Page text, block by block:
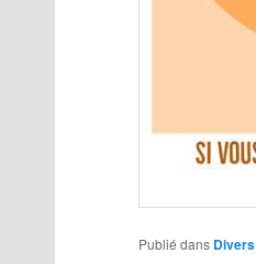
Publié dans Divers